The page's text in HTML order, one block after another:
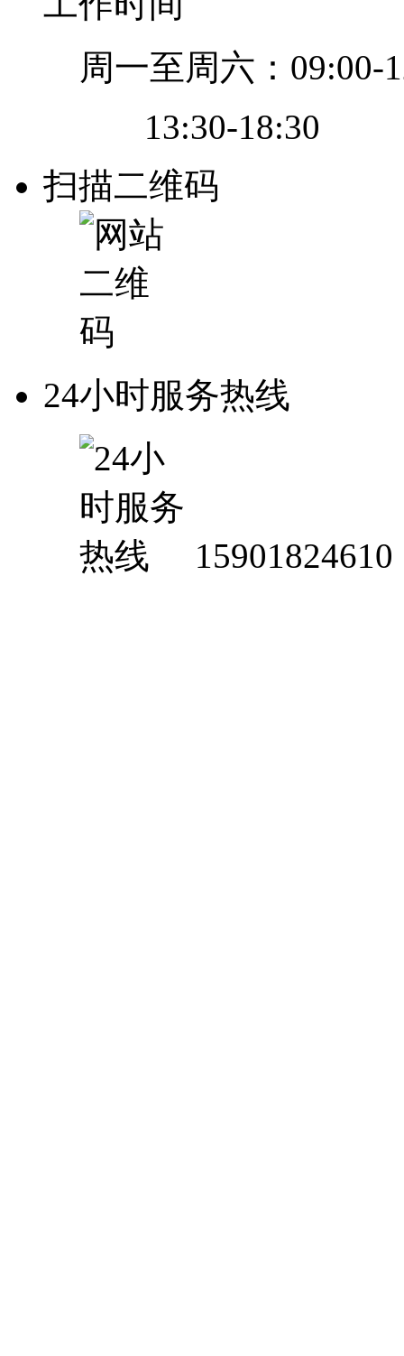
周一至周六：09:00-
13:30-18:30
扫描二维码
24小时服务热线
15901824610